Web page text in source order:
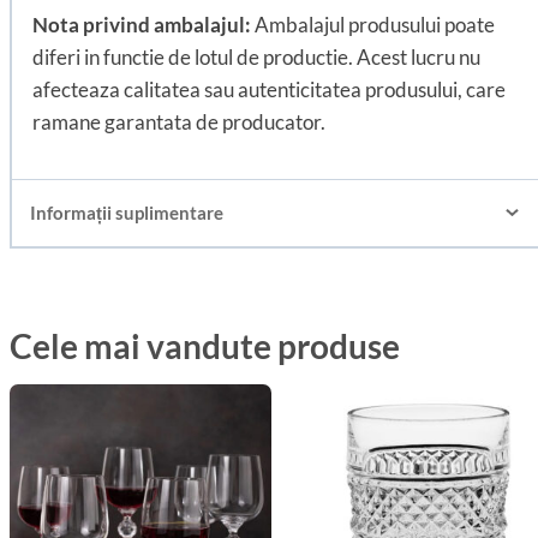
Nota privind ambalajul:Ambalajul produsului poate
diferi in functie de lotul de productie. Acest lucru nu
afecteaza calitatea sau autenticitatea produsului, care
ramane garantata de producator.
Informații suplimentare
Cele mai vandute produse